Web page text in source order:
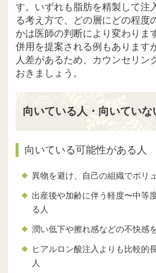
す。いずれも脂肪を精製して注
る考え方で、どの層にどの程度
かは医師の判断により変わりま
併用を提案される例もあります
人差があるため、カウンセリン
おきましょう。
向いている人・向いていな
向いている可能性がある人
異物を避け、自己の組織でボリ
出産後や加齢に伴う軽度〜中等
る人
潤い低下や擦れ感などの不快感
ヒアルロン酸注入よりも比較的
人